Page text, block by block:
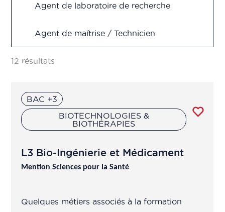
Marketing & Vente
Production
Recherche & Développement
Agent de laboratoire de recherche
Agent de maîtrise / Technicien
Supérieur fabrication, production,
contrôle qualité, R&D
Animateur(trice) d'équipe de
production
Assistant chef de projet
R&D/Ingénieur R&D
production/transposition
12 résultats
BAC +3
BIOTECHNOLOGIES &
BIOTHÉRAPIES
L3 Bio-Ingénierie et Médicament
Mention Sciences pour la Santé
Quelques métiers associés à la formation